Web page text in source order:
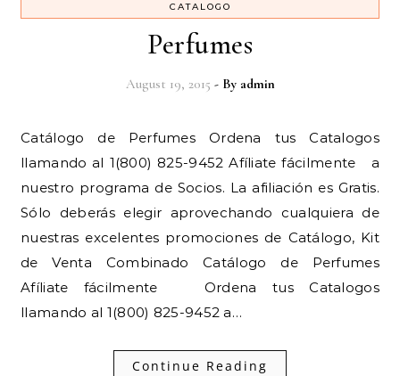
CATALOGO
Perfumes
August 19, 2015 - By admin
Catálogo de Perfumes Ordena tus Catalogos
llamando al 1(800) 825-9452 Afíliate fácilmente a
nuestro programa de Socios. La afiliación es Gratis.
Sólo deberás elegir aprovechando cualquiera de
nuestras excelentes promociones de Catálogo, Kit
de Venta Combinado Catálogo de Perfumes
Afíliate fácilmente Ordena tus Catalogos
llamando al 1(800) 825-9452 a…
Continue Reading